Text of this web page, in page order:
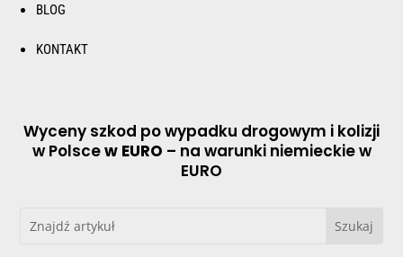
BLOG
KONTAKT
Wyceny szkod po wypadku drogowym i kolizji
w Polscew EURO – na warunki niemieckie w
EURO